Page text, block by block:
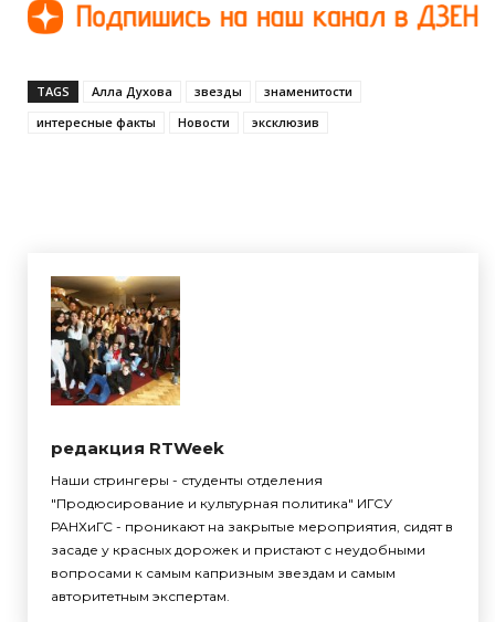
TAGS Алла Духова звезды
знаменитости
интересные факты
Новости эксклюзив
редакция RTWeek
Наши стрингеры - студенты отделения
"Продюсирование и культурная политика" ИГСУ
РАНХиГС - проникают на закрытые мероприятия, сидят в
засаде у красных дорожек и пристают с неудобными
вопросами к самым капризным звездам и самым
авторитетным экспертам.